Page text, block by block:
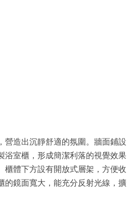
營造出沉靜舒適的氛圍。牆面鋪設
浴室櫃，形成簡潔利落的視覺效果
櫃體下方設有開放式層架，方便收
的鏡面寬大，能充分反射光線，擴